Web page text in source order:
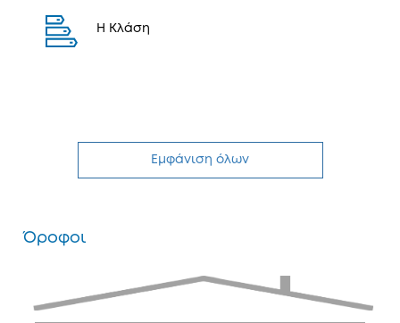
H Κλάση
Εμφάνιση όλων
Όροφοι